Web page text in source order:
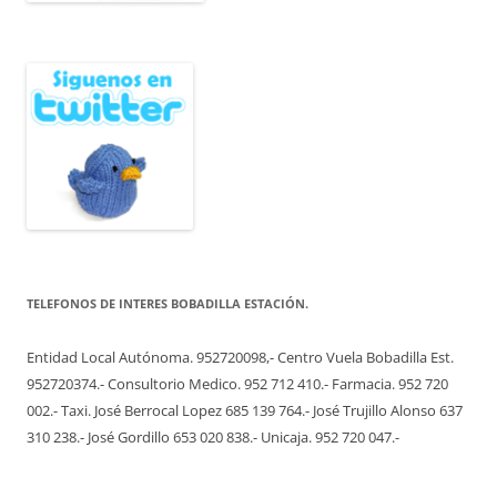
TELEFONOS DE INTERES BOBADILLA ESTACIÓN.
Entidad Local Autónoma. 952720098,- Centro Vuela Bobadilla Est.
952720374.- Consultorio Medico. 952 712 410.- Farmacia. 952 720
002.- Taxi. José Berrocal Lopez 685 139 764.- José Trujillo Alonso 637
310 238.- José Gordillo 653 020 838.- Unicaja. 952 720 047.-